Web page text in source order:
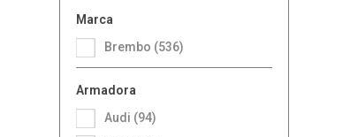
Marca
Brembo (536)
Armadora
Audi (94)